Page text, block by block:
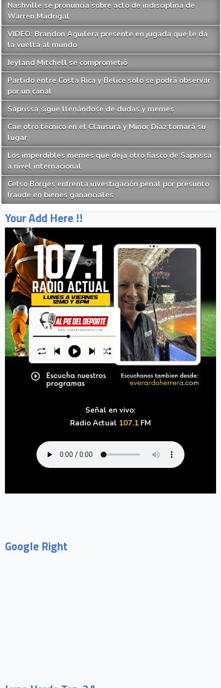
Nashville se pronuncia sobre acto de indisciplina de
Warren Madrigal
VIDEO: Brandon Aguilera presente en jugada que le da
la vuelta al mundo
Jeyland Mitchell se comprometió
Partido entre Costa Rica y Belice solo se podrá observar
por un canal
Saprissa sigue llenándose de dudas y memes
Cae otro técnico en el Clausura y Minor Díaz tomará su
lugar
Los imperdibles memes que deja otro fiasco de Saprissa
a nivel internacional
Celso Borges enfrenta investigación penal por presunto
fraude en bienes gananciales
Your Add Here !!
Señal en vivo:
Radio Actual 107.1 FM
Google Right